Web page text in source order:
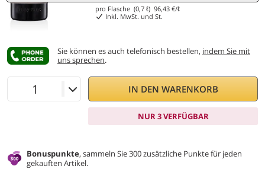
pro Flasche (0,7 ℓ)96,43 €/ℓ
Inkl. MwSt. und St.
Sie können es auch telefonisch bestellen, indem Sie mit
uns sprechen.
IN DEN WARENKORB
NUR 3 VERFÜGBAR
Bonuspunkte, sammeln Sie 300 zusätzliche Punkte für jeden
gekauften Artikel.